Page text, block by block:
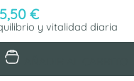
€
y vitalidad diaria